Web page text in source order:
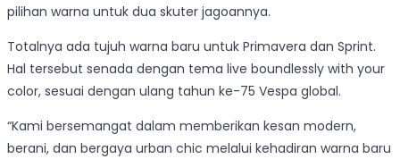
pilihan warna untuk dua skuter jagoannya.
Totalnya ada tujuh warna baru untuk Primavera dan Sprint.
Hal tersebut senada dengan tema live boundlessly with your
color, sesuai dengan ulang tahun ke-75 Vespa global.
“Kami bersemangat dalam memberikan kesan modern,
berani, dan bergaya urban chic melalui kehadiran warna baru